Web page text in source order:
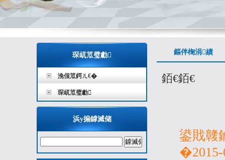
琛屼笟璧勮
浼佷笟鍔ㄦ€�
琛屼笟璧勮
浜у搧鎼滅储
鏂伴椈涓績
銆€銆€
鍙戝竷
�2015-